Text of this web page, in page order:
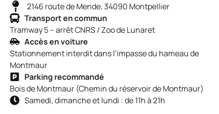
2146 route de Mende, 34090 Montpellier
Transport en commun
Tramway 5 – arrêt CNRS / Zoo de Lunaret
Accès en voiture
Stationnement interdit dans l’impasse du hameau de
Montmaur
Parking recommandé
Bois de Montmaur (Chemin du réservoir de Montmaur)
Samedi, dimanche et lundi : de 11h à 21h